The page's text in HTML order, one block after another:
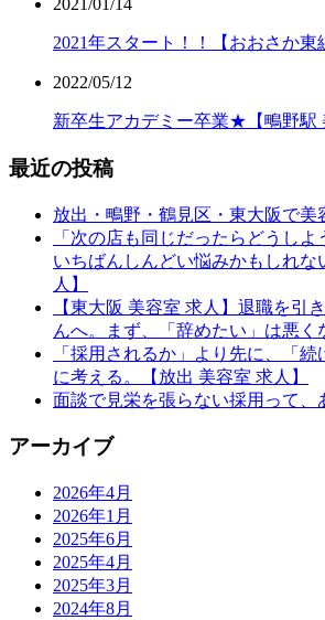
2021/01/14
2021年スタート！！【おおさか
2022/05/12
新卒生アカデミー卒業★【鴫野駅
最近の投稿
放出・鴫野・鶴見区・東大阪で美
「次の店も同じだったらどうし
いちばんしんどい悩みかもしれな
人】
【東大阪 美容室 求人】退職を引
んへ。まず、「辞めたい」は悪く
「採用されるか」より先に、「
に考える。【放出 美容室 求人】
面談で見栄を張らない採用って、
アーカイブ
2026年4月
2026年1月
2025年6月
2025年4月
2025年3月
2024年8月